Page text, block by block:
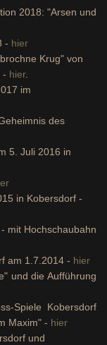
2018: "Arsen und
- hier
Krug" von
- hier.
im
des
5. Juli 2016 in
in Kobersdorf -
mit Hochschaubahn
am 1.7.2014 - hier
und die Aufführung
Spiele Kobersdorf
Maxim" - hier
und